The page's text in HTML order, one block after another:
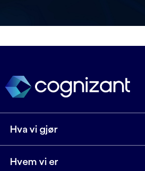
Hva vi gjør
Hvem vi er